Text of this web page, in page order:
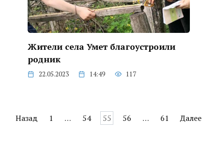
Жители села Умет благоустроили
родник
22.05.2023 14:49 117
Пагинация
Назад 1 … 54 55 56 … 61 Далее